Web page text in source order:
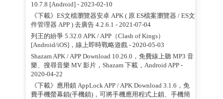
10.7.8 [Android] - 2023-02-10
《下載》ES文檔瀏覽器安卓 APK ( 原 ES檔案瀏覽器 / ES文
件管理器 APP ) 去廣告 4.2.6.1 - 2021-07-04
列王的紛爭 5.32.0 APK / APP（Clash of Kings）
[Android/iOS]，線上即時戰略遊戲- 2020-05-03
Shazam APK / APP Download 10.26.0，免費線上聽 MP3 音
樂、搜尋音樂 MV 影片，Shazam 下載，Android APP-
2020-04-22
《下載》應用鎖 AppLock APP / APK Download 3.1.6，免
費手機螢幕鎖(手機鎖)，可將手機應用程式上鎖、手機簡